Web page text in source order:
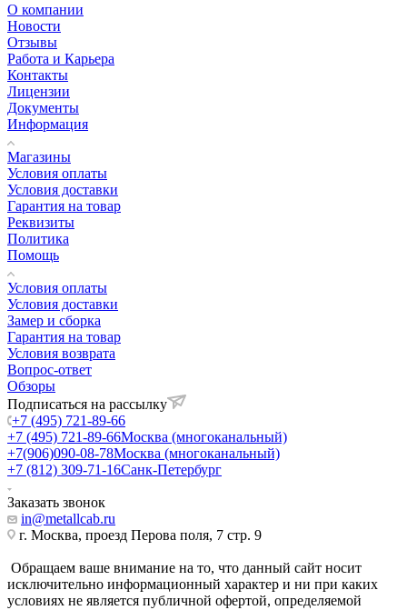
О компании
Новости
Отзывы
Работа и Карьера
Контакты
Лицензии
Документы
Информация
Магазины
Условия оплаты
Условия доставки
Гарантия на товар
Реквизиты
Политика
Помощь
Условия оплаты
Условия доставки
Замер и сборка
Гарантия на товар
Условия возврата
Вопрос-ответ
Обзоры
Подписаться на рассылку
+7 (495) 721-89-66
+7 (495) 721-89-66Москва (многоканальный)
+7(906)090-08-78Москва (многоканальный)
+7 (812) 309-71-16Санк-Петербург
Заказать звонок
in@metallcab.ru
г. Москва, проезд Перова поля, 7 стр. 9
Обращаем ваше внимание на то, что данный сайт носит
исключительно информационный характер и ни при каких
условиях не является публичной офертой, определяемой